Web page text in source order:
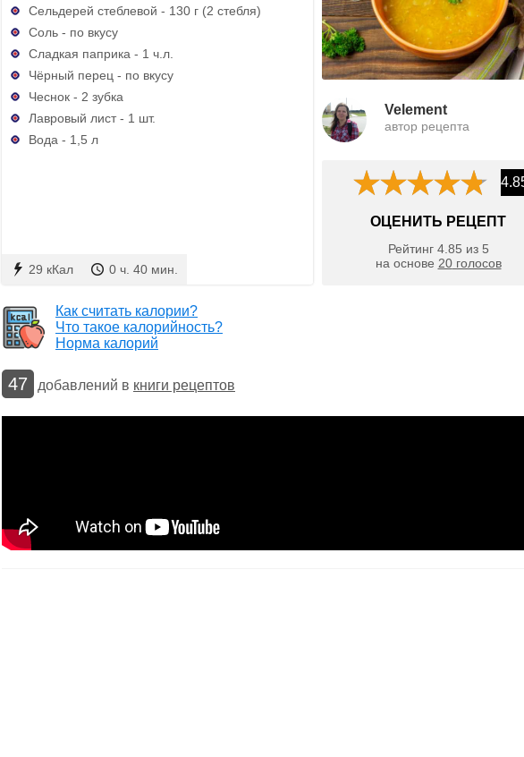
Сельдерей стеблевой - 130 г (2 стебля)
Соль - по вкусу
Сладкая паприка - 1 ч.л.
Чёрный перец - по вкусу
Чеснок - 2 зубка
Лавровый лист - 1 шт.
Вода - 1,5 л
29 кКал 0 ч. 40 мин.
Velement
автор рецепта
ОЦЕНИТЬ РЕЦЕПТ
Рейтинг 4.85 из 5
на основе 20голосов
Как считать калории?
Что такое калорийность?
Норма калорий
47 добавлений в книги рецептов